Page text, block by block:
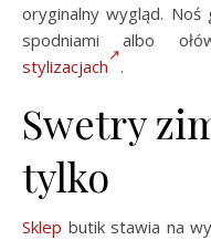
oryginalny wygląd. Noś
spodniami albo
stylizacjach
.
Swetry
tylko
Sklep butik stawia na